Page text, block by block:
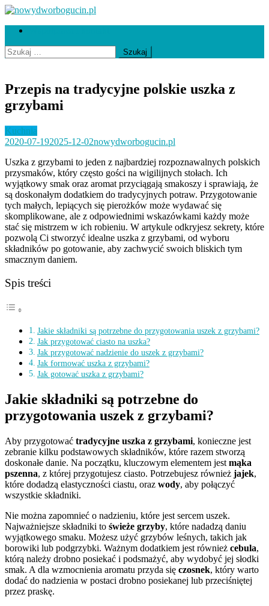
Skip
content
nowydworbogucin.pl
Szukaj:
Przepis na tradycyjne polskie uszka z
grzybami
Kuchnia
2020-07-192025-12-02nowydworbogucin.pl
Uszka z grzybami to jeden z najbardziej rozpoznawalnych polskich
przysmaków, który często gości na wigilijnych stołach. Ich
wyjątkowy smak oraz aromat przyciągają smakoszy i sprawiają, że
są doskonałym dodatkiem do tradycyjnych potraw. Przygotowanie
tych małych, lepiących się pierożków może wydawać się
skomplikowane, ale z odpowiednimi wskazówkami każdy może
stać się mistrzem w ich robieniu. W artykule odkryjesz sekrety, które
pozwolą Ci stworzyć idealne uszka z grzybami, od wyboru
składników po gotowanie, aby zachwycić swoich bliskich tym
smacznym daniem.
Spis treści
Jakie składniki są potrzebne do przygotowania uszek z grzybami?
Jak przygotować ciasto na uszka?
Jak przygotować nadzienie do uszek z grzybami?
Jak formować uszka z grzybami?
Jak gotować uszka z grzybami?
Jakie składniki są potrzebne do
przygotowania uszek z grzybami?
Aby przygotować tradycyjne uszka z grzybami, konieczne jest
zebranie kilku podstawowych składników, które razem stworzą
doskonałe danie. Na początku, kluczowym elementem jest mąka
pszenna, z której przygotujesz ciasto. Potrzebujesz również jajek,
które dodadzą elastyczności ciastu, oraz wody, aby połączyć
wszystkie składniki.
Nie można zapomnieć o nadzieniu, które jest sercem uszek.
Najważniejsze składniki to świeże grzyby, które nadadzą daniu
wyjątkowego smaku. Możesz użyć grzybów leśnych, takich jak
borowiki lub podgrzybki. Ważnym dodatkiem jest również cebula,
którą należy drobno posiekać i podsmażyć, aby wydobyć jej słodki
smak. A dla wzmocnienia aromatu przyda się czosnek, który warto
dodać do nadzienia w postaci drobno posiekanej lub przeciśniętej
przez praskę.